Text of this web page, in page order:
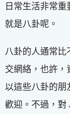
日常生活非常
就是八卦呢。
八卦的人通常
交網絡，也許
以這些八卦的朋
歡迎。不過，對